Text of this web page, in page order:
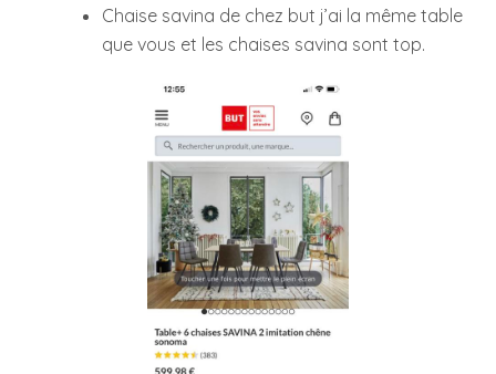
Chaise savina de chez but j’ai la même table
que vous et les chaises savina sont top.